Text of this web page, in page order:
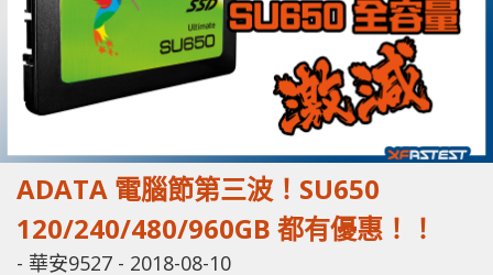
ADATA 電腦節第三波！SU650
120/240/480/960GB 都有優惠！！
- 華安9527 - 2018-08-10